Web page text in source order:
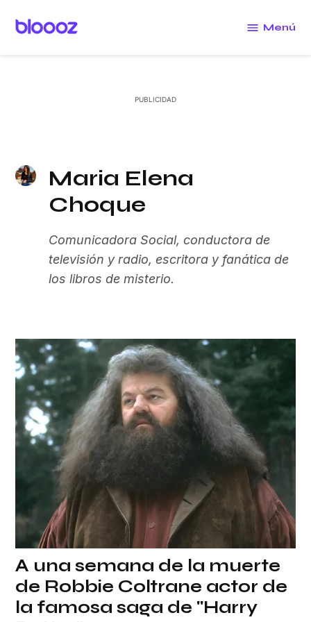
Menú
Maria Elena
Choque
Comunicadora Social, conductora de
televisión y radio, escritora y fanática de
los libros de misterio.
A una semana de la muerte
de Robbie Coltrane actor de
la famosa saga de "Harry